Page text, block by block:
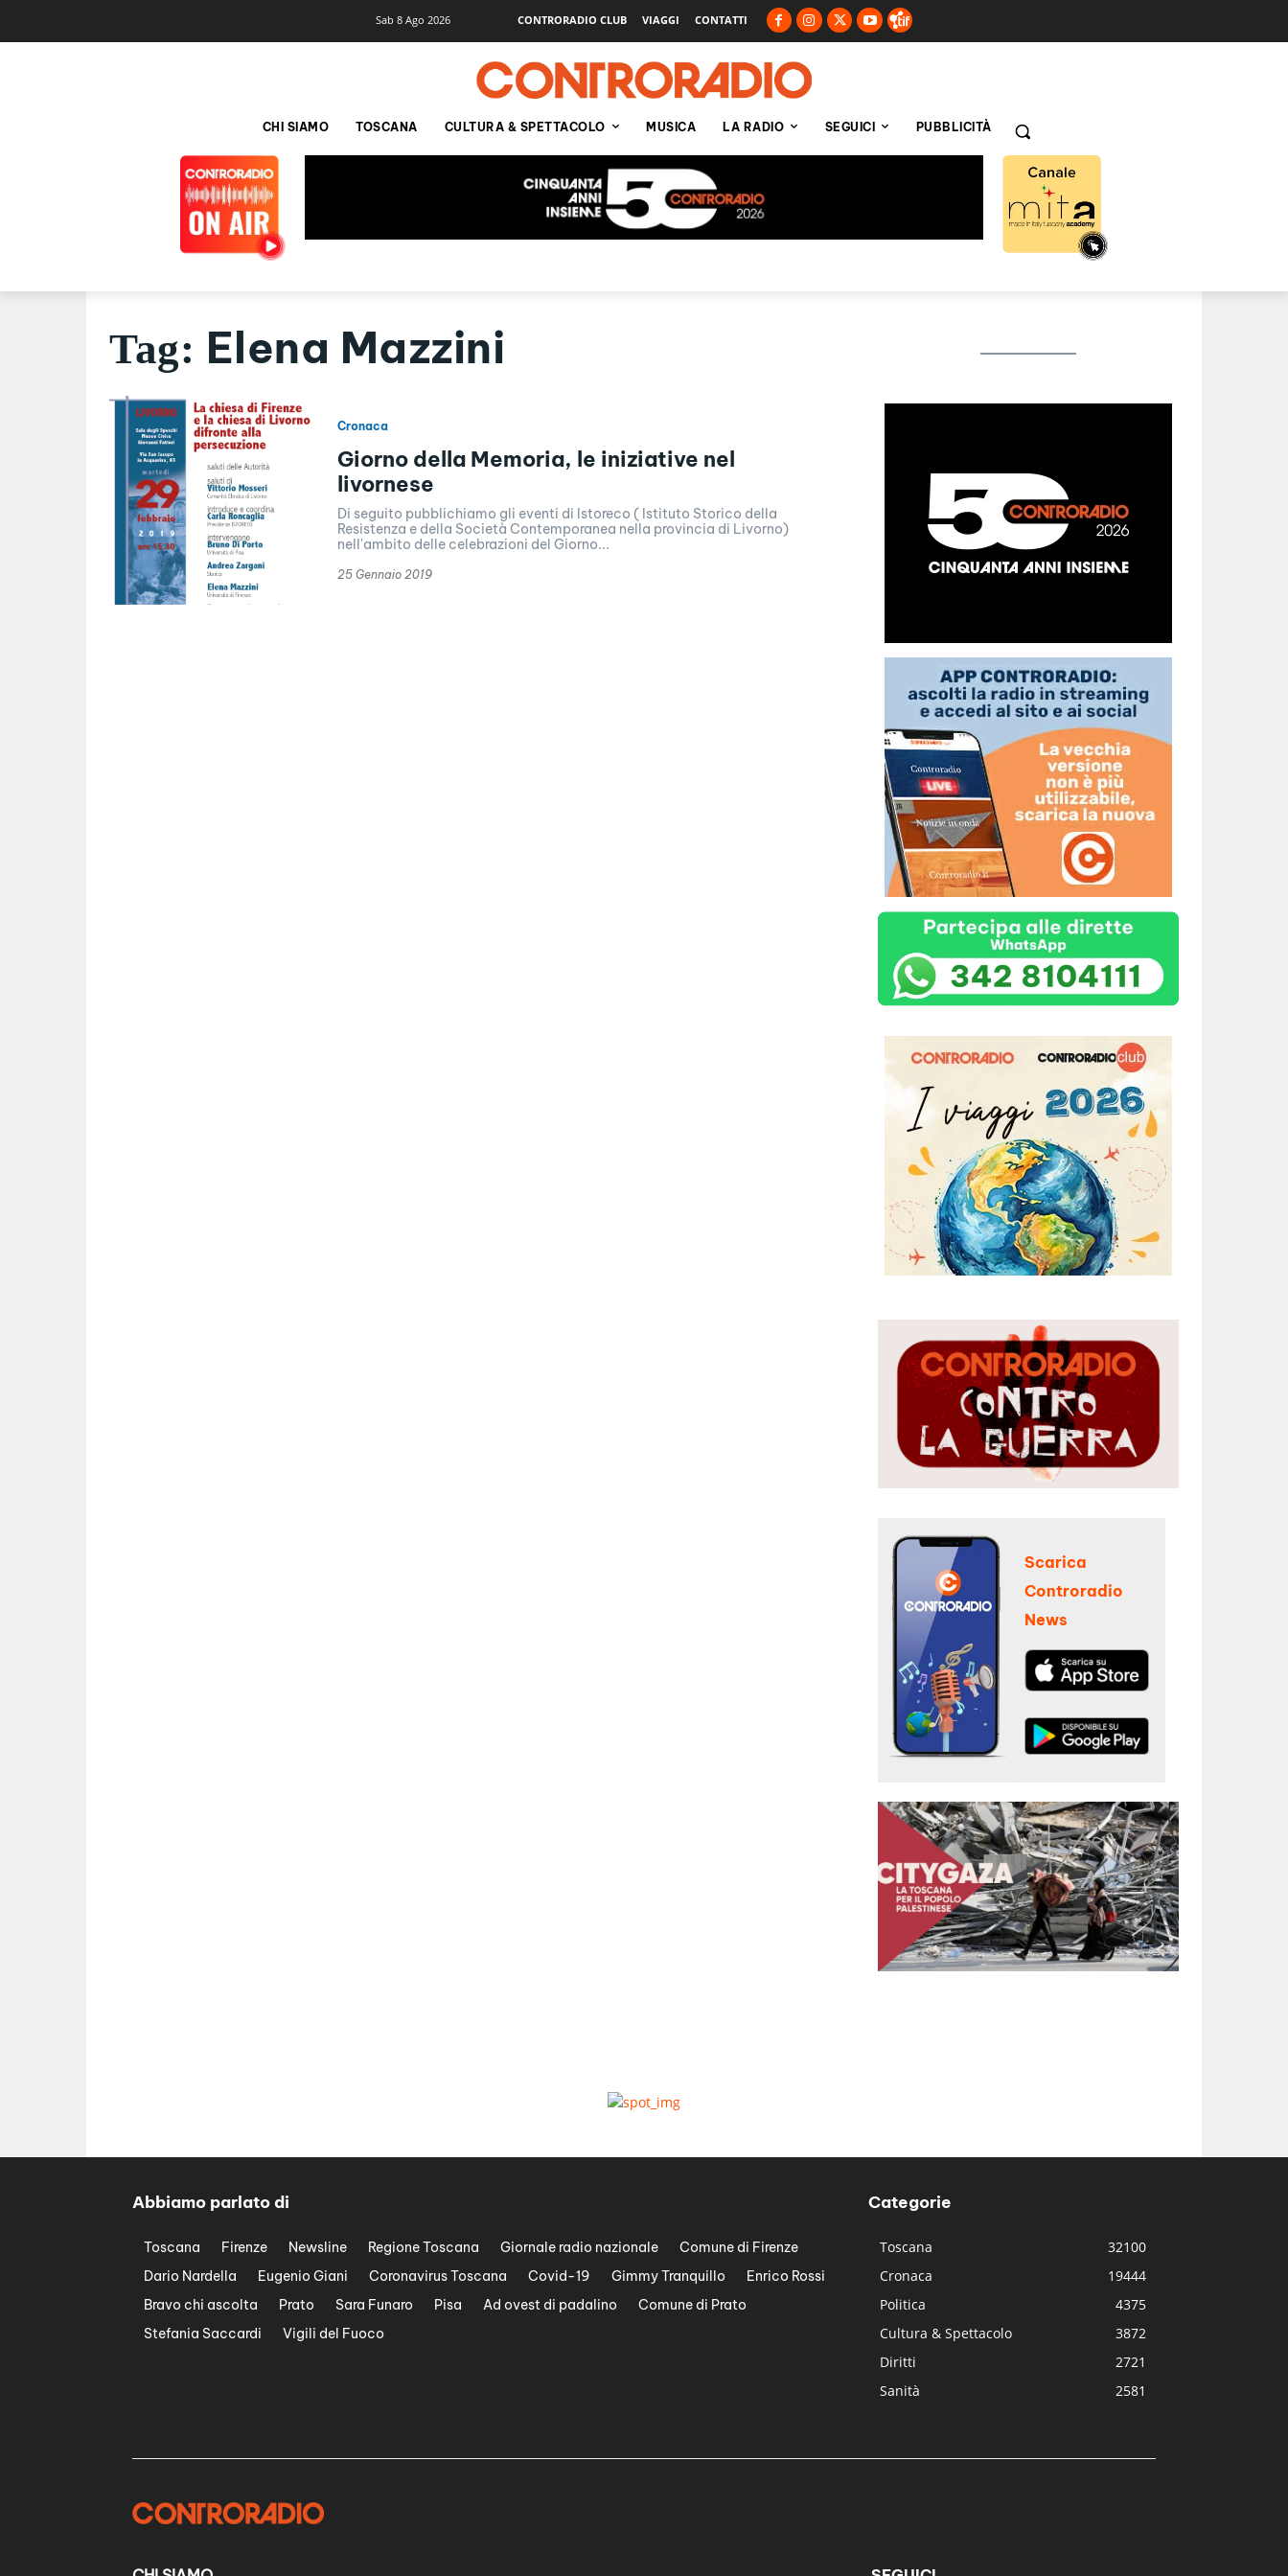
Sab 8 Ago 2026 CONTRORADIO CLUB VIAGGI CONTATTI
CHI SIAMO TOSCANA CULTURA & SPETTACOLO MUSICA LA RADIO SEGUICI PUBBLICITÀ
Tag: Elena Mazzini
Cronaca
Giorno della Memoria, le iniziative nel
livornese
Di seguito pubblichiamo gli eventi di Istoreco ( Istituto Storico della
Resistenza e della Società Contemporanea nella provincia di Livorno)
nell'ambito delle celebrazioni del Giorno...
25 Gennaio 2019
Scarica
Controradio
News
Abbiamo parlato di
Toscana Firenze Newsline Regione Toscana Giornale radio nazionale
Comune di Firenze
Dario Nardella
Eugenio Giani Coronavirus Toscana Covid-19 Gimmy Tranquillo
Enrico Rossi
Bravo chi ascolta
Prato Sara Funaro Pisa Ad ovest di padalino
Comune di Prato
Stefania Saccardi
Vigili del Fuoco
Categorie
Toscana
32100
Cronaca
19444
Politica
4375
Cultura & Spettacolo
3872
Diritti
2721
Sanità
2581